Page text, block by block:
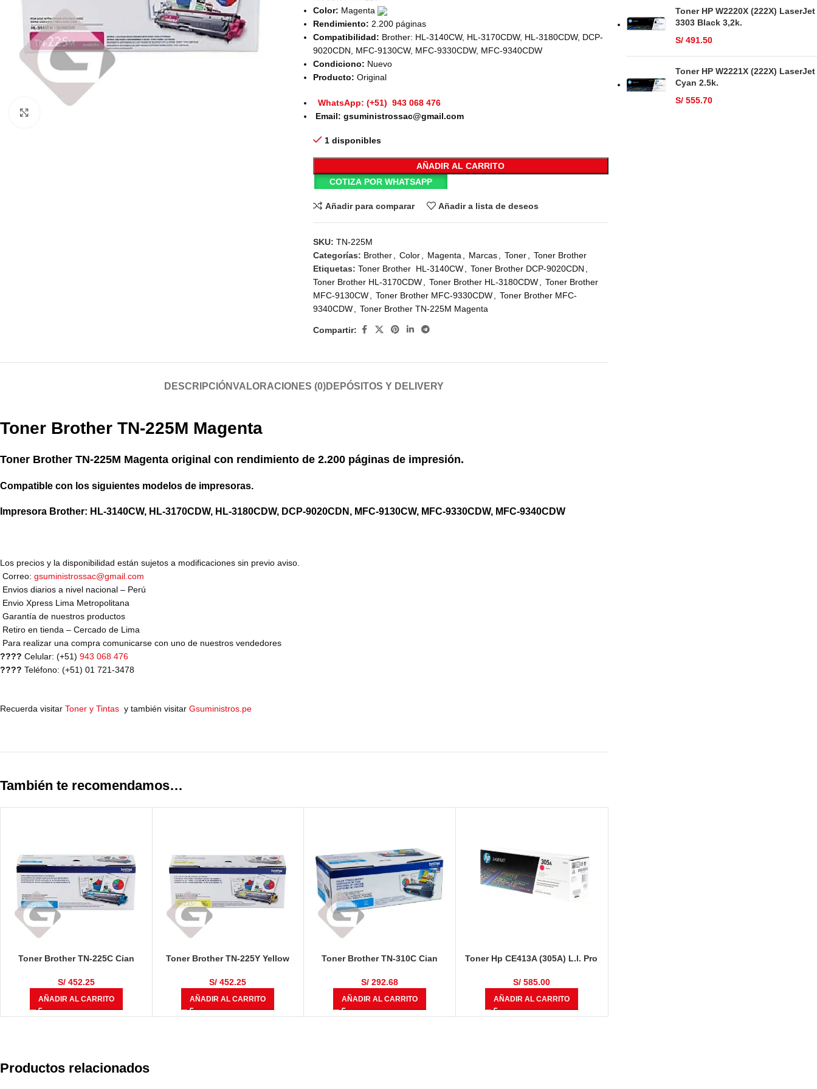
Color: Magenta
Rendimiento: 2.200 páginas
Compatibilidad: Brother: HL-3140CW, HL-3170CDW, HL-3180CDW, DCP-
9020CDN, MFC-9130CW, MFC-9330CDW, MFC-9340CDW
Condiciono: Nuevo
Producto: Original
WhatsApp: (+51) 943 068 476
Email: gsuministrossac@gmail.com
1 disponibles
AÑADIR AL CARRITO
COTIZA POR WHATSAPP
Añadir para comparar Añadir a lista de deseos
SKU:TN-225M
Categorías: Brother Color Magenta Marcas Toner
Toner Brother
Etiquetas: Toner Brother HL-3140CW Toner Brother DCP-9020CDN
Toner Brother HL-3170CDW
Toner Brother HL-3180CDW
Toner Brother
MFC-9130CW
Toner Brother MFC-9330CDW
Toner Brother MFC-
9340CDW
Toner Brother TN-225M Magenta
Compartir:
DESCRIPCIÓNVALORACIONES (0)DEPÓSITOS Y DELIVERY
Toner Brother TN-225M Magenta
Toner Brother TN-225M Magenta original con rendimiento de 2.200 páginas de impresión.
Compatible con los siguientes modelos de impresoras.
Impresora Brother: HL-3140CW, HL-3170CDW, HL-3180CDW, DCP-9020CDN, MFC-9130CW, MFC-9330CDW, MFC-9340CDW
Los precios y la disponibilidad están sujetos a modificaciones sin previo aviso.
Correo: gsuministrossac@gmail.com
Envios diarios a nivel nacional – Perú
Envio Xpress Lima Metropolitana
Garantía de nuestros productos
Retiro en tienda – Cercado de Lima
Para realizar una compra comunicarse con uno de nuestros vendedores
???? Celular: (+51) 943 068 476
???? Teléfono: (+51) 01 721-3478
Recuerda visitar Toner y Tintas y también visitar Gsuministros.pe
También te recomendamos…
Toner Brother TN-225C Cian
S/452.25
AÑADIR AL CARRITO
Toner Brother TN-225Y Yellow
S/ 452.25
AÑADIR AL CARRITO
Toner Brother TN-310C Cian
S/ 292.68
AÑADIR AL CARRITO
Toner Hp CE413A (305A) L.l. Pro
S/585.00
AÑADIR AL CARRITO
Productos relacionados
Toner HP W2220X (222X) LaserJet
3303 Black 3,2k.
S/491.50
Toner HP W2221X (222X) LaserJet
Cyan 2.5k.
S/555.70